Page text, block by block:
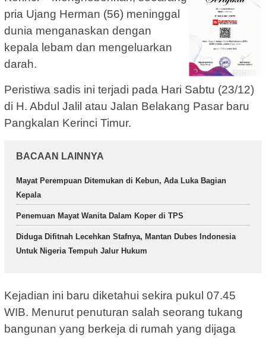
pria Ujang Herman (56) meninggal
dunia menganaskan dengan
kepala lebam dan mengeluarkan
darah.
Peristiwa sadis ini terjadi pada Hari Sabtu (23/12)
di H. Abdul Jalil atau Jalan Belakang Pasar baru
Pangkalan Kerinci Timur.
BACAAN LAINNYA
Mayat Perempuan Ditemukan di Kebun, Ada Luka Bagian
Kepala
Penemuan Mayat Wanita Dalam Koper di TPS
Diduga Difitnah Lecehkan Stafnya, Mantan Dubes Indonesia
Untuk Nigeria Tempuh Jalur Hukum
Kejadian ini baru diketahui sekira pukul 07.45
WIB. Menurut penuturan salah seorang tukang
bangunan yang berkeja di rumah yang dijaga